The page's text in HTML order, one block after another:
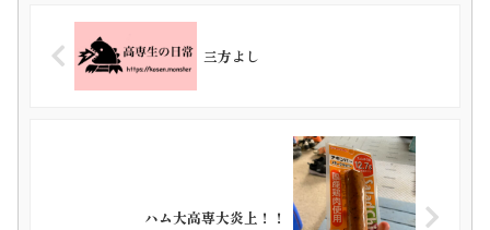
三方よし
ハム大高専大炎上！！